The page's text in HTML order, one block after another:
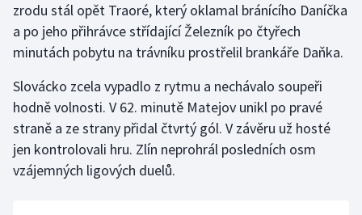
Rychlostní kanoistika
Short track
Sportovní střelba
Stolní tenis
Triatlon
zrodu stál opět Traoré, který oklamal bránícího Daníčka
a po jeho přihrávce střídající Železník po čtyřech
minutách pobytu na trávníku prostřelil brankáře Daňka.
Slovácko zcela vypadlo z rytmu a nechávalo soupeři
hodně volnosti. V 62. minutě Matejov unikl po pravé
straně a ze strany přidal čtvrtý gól. V závěru už hosté
jen kontrolovali hru. Zlín neprohrál posledních osm
vzájemných ligových duelů.